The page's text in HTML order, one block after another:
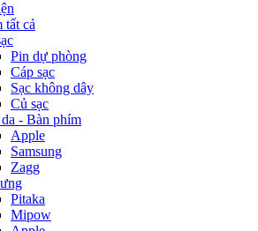
tất cả
Pin dự phòng
Cáp sạc
Sạc không dây
Củ sạc
- Bàn phím
Apple
Samsung
Zagg
Pitaka
Mipow